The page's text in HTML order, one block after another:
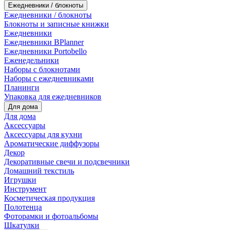
Ежедневники / блокноты
Ежедневники / блокноты
Блокноты и записные книжки
Ежедневники
Ежедневники BPlanner
Ежедневники Portobello
Еженедельники
Наборы с блокнотами
Наборы с ежедневниками
Планинги
Упаковка для ежедневников
Для дома
Для дома
Аксессуары
Аксессуары для кухни
Ароматические диффузоры
Декор
Декоративные свечи и подсвечники
Домашний текстиль
Игрушки
Инструмент
Косметическая продукция
Полотенца
Фоторамки и фотоальбомы
Шкатулки